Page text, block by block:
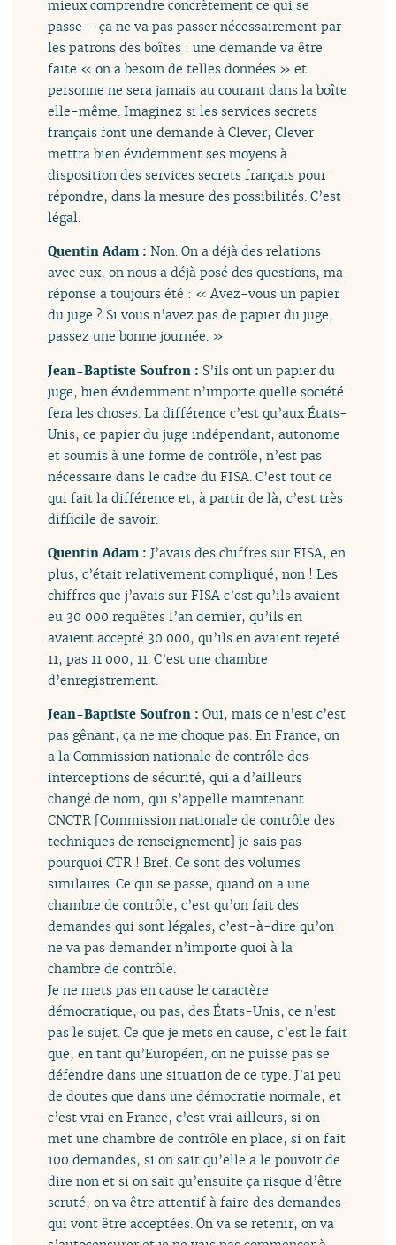
mieux comprendre concrètement ce qui se
passe – ça ne va pas passer nécessairement par
les patrons des boîtes : une demande va être
faite « on a besoin de telles données » et
personne ne sera jamais au courant dans la boîte
elle-même. Imaginez si les services secrets
français font une demande à Clever, Clever
mettra bien évidemment ses moyens à
disposition des services secrets français pour
répondre, dans la mesure des possibilités. C’est
légal.
Quentin Adam :Non. On a déjà des relations
avec eux, on nous a déjà posé des questions, ma
réponse a toujours été : « Avez-vous un papier
du juge ? Si vous n’avez pas de papier du juge,
passez une bonne journée. »
Jean-Baptiste Soufron : S’ils ont un papier du
juge, bien évidemment n’importe quelle société
fera les choses. La différence c’est qu’aux États-
Unis, ce papier du juge indépendant, autonome
et soumis à une forme de contrôle, n’est pas
nécessaire dans le cadre du FISA. C’est tout ce
qui fait la différence et, à partir de là, c’est très
difficile de savoir.
Quentin Adam :J’avais des chiffres sur FISA, en
plus, c’était relativement compliqué, non ! Les
chiffres que j’avais sur FISA c’est qu’ils avaient
eu 30 000 requêtes l’an dernier, qu’ils en
avaient accepté 30 000, qu’ils en avaient rejeté
11, pas 11 000, 11. C’est une chambre
d’enregistrement.
Jean-Baptiste Soufron :Oui, mais ce n’est c’est
pas gênant, ça ne me choque pas. En France, on
a la Commission nationale de contrôle des
interceptions de sécurité, qui a d’ailleurs
changé de nom, qui s’appelle maintenant
CNCTR [Commission nationale de contrôle des
techniques de renseignement] je sais pas
pourquoi CTR ! Bref. Ce sont des volumes
similaires. Ce qui se passe, quand on a une
chambre de contrôle, c’est qu’on fait des
demandes qui sont légales, c’est-à-dire qu’on
ne va pas demander n’importe quoi à la
chambre de contrôle.
Je ne mets pas en cause le caractère
démocratique, ou pas, des États-Unis, ce n’est
pas le sujet. Ce que je mets en cause, c’est le fait
que, en tant qu’Européen, on ne puisse pas se
défendre dans une situation de ce type. J’ai peu
de doutes que dans une démocratie normale, et
c’est vrai en France, c’est vrai ailleurs, si on
met une chambre de contrôle en place, si on fait
100 demandes, si on sait qu’elle a le pouvoir de
dire non et si on sait qu’ensuite ça risque d’être
scruté, on va être attentif à faire des demandes
qui vont être acceptées. On va se retenir, on va